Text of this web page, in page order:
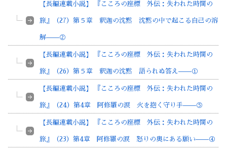
【長編連載小説】 『こころの座標 外伝：失われた時間の
旅』（27）第５章 釈迦の沈黙 沈黙の中で起こる自己の溶
解——②
【長編連載小説】 『こころの座標 外伝：失われた時間の
旅』（26）第５章 釈迦の沈黙 語られぬ答え——①
【長編連載小説】 『こころの座標 外伝：失われた時間の
旅』（24）第4章 阿修羅の涙 火を抱く守り手——⑤
【長編連載小説】 『こころの座標 外伝：失われた時間の
旅』（23）第4章 阿修羅の涙 怒りの奥にある願い——④